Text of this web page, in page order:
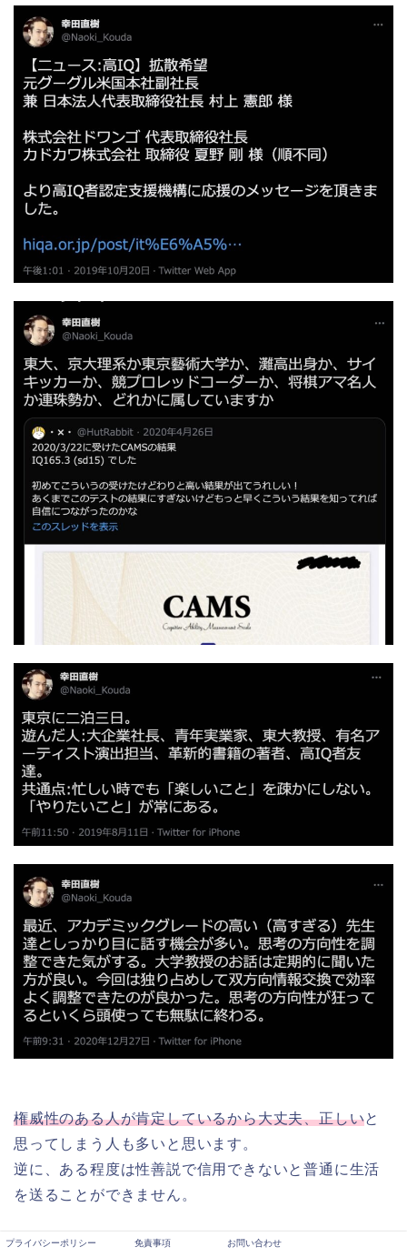
権威性のある人が肯定しているから大丈夫、正しいと
思ってしまう人も多いと思います。
逆に、ある程度は性善説で信用できないと普通に生活
を送ることができません。
プライバシーポリシー 免責事項 お問い合わせ